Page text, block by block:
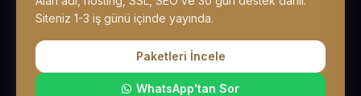
Siteniz 1-3 iş günü içinde yayında.
Paketleri İncele
WhatsApp'tan Sor